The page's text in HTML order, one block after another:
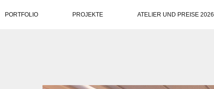
PORTFOLIO PROJEKTE ATELIER UND PREISE 2026